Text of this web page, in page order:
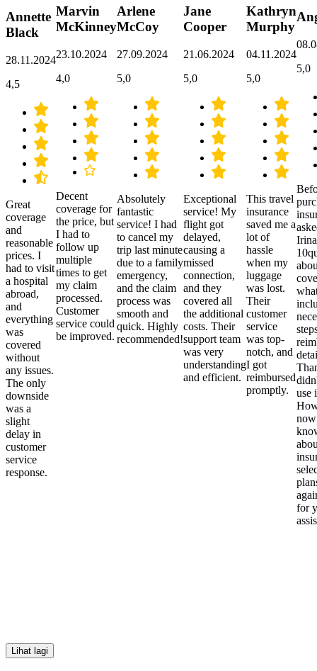
Annette
Black
28.11.2024
4,5
Great
coverage
and
reasonable
prices. I
had to visit
a hospital
abroad,
and
everything
was
covered
without
any issues.
The only
downside
was a
slight
delay in
customer
service
response.
Marvin
McKinney
23.10.2024
4,0
Decent
coverage for
the price, but
I had to
follow up
multiple
times to get
my claim
processed.
Customer
service could
be improved.
Arlene
McCoy
27.09.2024
5,0
Absolutely
fantastic
service! I had
to cancel my
trip last minute
due to a family
emergency,
and the claim
process was
smooth and
quick. Highly
recommended!
Jane
Cooper
21.06.2024
5,0
Exceptional
service! My
flight got
delayed,
causing a
missed
connection,
and they
covered all
the additional
costs. Their
support team
was very
understanding
and efficient.
Kathryn
Murphy
04.11.2024
5,0
This travel
insurance
saved me a
lot of
hassle
when my
luggage
was lost.
Their
customer
service
was top-
notch, and
I got
reimbursed
promptly.
5,0
use
for
Lihat lagi